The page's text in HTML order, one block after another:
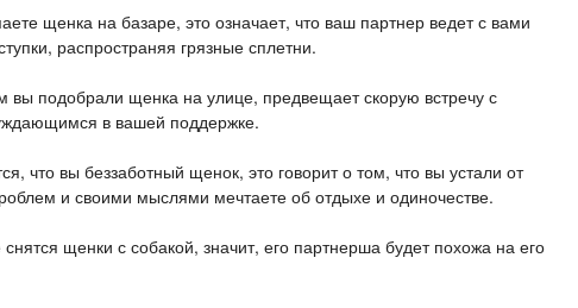
щенка на базаре, это означает, что ваш партнер ведет с вами
распространяя грязные сплетни.
вы подобрали щенка на улице, предвещает скорую встречу с
в вашей поддержке.
что вы беззаботный щенок, это говорит о том, что вы устали от
и своими мыслями мечтаете об отдыхе и одиночестве.
щенки с собакой, значит, его партнерша будет похожа на его